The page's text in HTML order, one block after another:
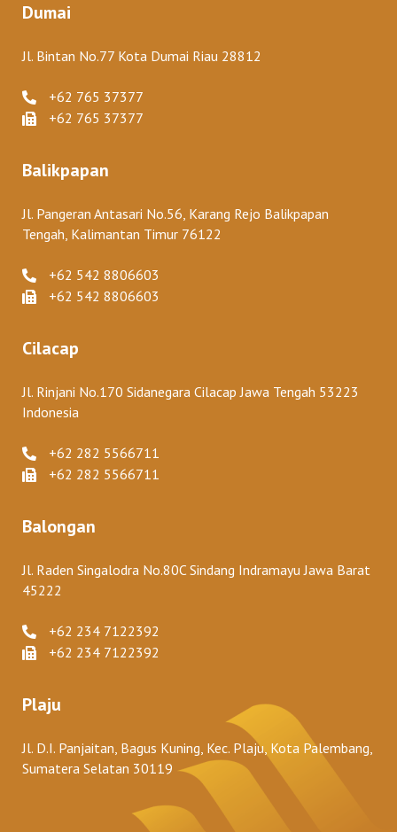
Dumai
Jl. Bintan No.77 Kota Dumai Riau 28812
+62 765 37377
+62 765 37377
Balikpapan
Jl. Pangeran Antasari No.56, Karang Rejo Balikpapan
Tengah, Kalimantan Timur 76122
+62 542 8806603
+62 542 8806603
Cilacap
Jl. Rinjani No.170 Sidanegara Cilacap Jawa Tengah 53223
Indonesia
+62 282 5566711
+62 282 5566711
Balongan
Jl. Raden Singalodra No.80C Sindang Indramayu Jawa Barat
45222
+62 234 7122392
+62 234 7122392
Plaju
Jl. D.I. Panjaitan, Bagus Kuning, Kec. Plaju, Kota Palembang,
Sumatera Selatan 30119